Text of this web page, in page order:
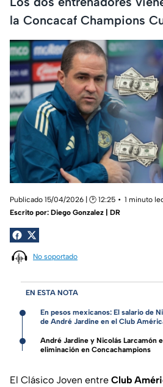
la Concacaf Champions
Publicado 15/04/2026 | 🕑 12:25
1 minuto
Escrito por: Diego Gonzalez | DR
No soportado
EN ESTA NOTA
En pesos mexicanos: El salario de
de André Jardine en el Club
André Jardine y Nicolás Larcamón
eliminación en Concachampions
El Clásico Joven entre Club